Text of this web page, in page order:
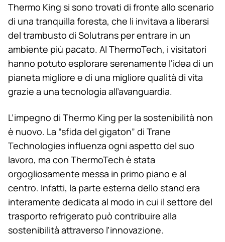
Thermo King si sono trovati di fronte allo scenario
di una tranquilla foresta, che li invitava a liberarsi
del trambusto di Solutrans per entrare in un
ambiente più pacato. Al ThermoTech, i visitatori
hanno potuto esplorare serenamente l’idea di un
pianeta migliore e di una migliore qualità di vita
grazie a una tecnologia all’avanguardia.
L’impegno di Thermo King per la sostenibilità non
è nuovo. La “sfida del gigaton” di Trane
Technologies influenza ogni aspetto del suo
lavoro, ma con ThermoTech è stata
orgogliosamente messa in primo piano e al
centro. Infatti, la parte esterna dello stand era
interamente dedicata al modo in cui il settore del
trasporto refrigerato può contribuire alla
sostenibilità attraverso l’innovazione.